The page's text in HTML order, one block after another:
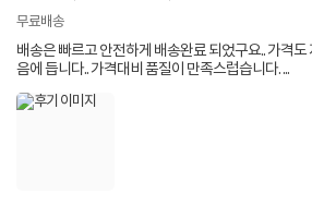
무료배송
배송은 빠르고 안전하게 배송완료 되었구요.. 가격
음에 듭니다.. 가격대비 품질이 만족스럽습니다. ...